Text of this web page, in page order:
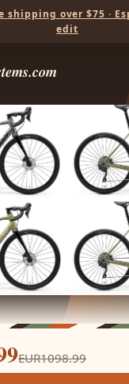
shipping over $75 ·
edit
EUR1098.99